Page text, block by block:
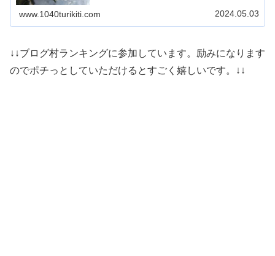
の釣りから覚えるのが一般的かと思われます。そうした中
でマーカーやオモリを使い、キャストもちょっとしたコツ
よるニンフフィッシングについてまとめてみました。最後
までお読みいただけたら幸いです。
www.1040turikiti.com 2024.05.03
↓↓ブログ村ランキングに参加しています。励みになります
のでポチっとしていただけるとすごく嬉しいです。↓↓